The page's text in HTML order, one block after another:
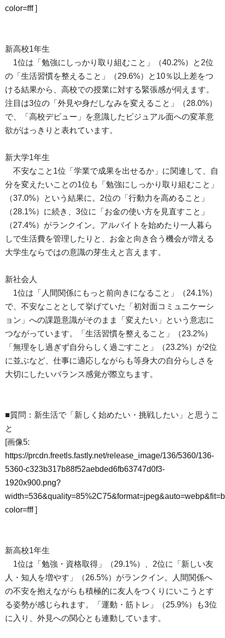
color=fff]
新高校1年生
1位は「勉強にしっかり取り組むこと」（40.2%）と2位
の「生活習慣を整えること」（29.6%）と10％以上差をつ
ける結果から、高校での授業に対する緊張感が伺えます。
注目は3位の「外見や身だしなみを変えること」（28.0%）
で、「高校デビュー」を意識したビジュアル面への変革意
欲がはっきりと表れています。
新大学1年生
不安なこと1位「学業で成果を出せるか」に関連して、自
分を変えたいことの1位も「勉強にしっかり取り組むこと」
（37.0%）という結果に。2位の「行動力を高めること」
（28.1%）に続き、3位に「お金の使い方を見直すこと」
（27.4%）がランクイン。アルバイトを始めたり一人暮ら
しで生活費を管理したりと、お金と向き合う機会が増える
大学生ならではの意識の芽生えと言えます。
新社会人
1位は「人間関係にもっと前向きになること」（24.1%）
で、不安なこととして挙げていた「初対面コミュニケーシ
ョン」への課題意識がそのまま「変えたい」という意志に
つながっています。「生活習慣を整えること」（23.2%）
「無理をし過ぎず自分らしく過ごすこと」（23.2%）が2位
に並ぶなど、仕事に適応しながらも等身大の自分らしさを
大切にしたいバランス感覚が際立ちます。
■質問：新生活で「新しく始めたい・挑戦したい」と思うこ
と
[画像5:
https://prcdn.freetls.fastly.net/release_image/136/5360/136-
5360-c323b317b88f52aebded6fb63747d0f3-
1920x900.png?
color=fff]
新高校1年生
1位は「勉強・資格取得」（29.1%）、2位に「新しい友
人・知人を増やす」（26.5%）がランクイン。人間関係へ
の不安を抱えながらも積極的に友人をつくりにいこうとす
る姿勢が感じられます。「運動・筋トレ」（25.9%）も3位
に入り、外見への関心とも連動しています。